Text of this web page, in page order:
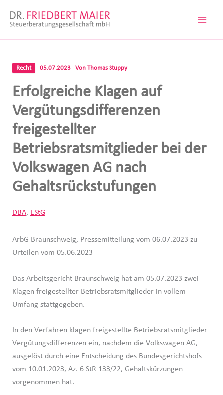
Inhalt
Recht 05.07.2023 Von Thomas Stuppy
Erfolgreiche Klagen auf
Vergütungsdifferenzen
freigestellter
Betriebsratsmitglieder bei der
Volkswagen AG nach
Gehaltsrückstufungen
DBA, EStG
ArbG Braunschweig, Pressemitteilung vom 06.07.2023 zu
Urteilen vom 05.06.2023
Das Arbeitsgericht Braunschweig hat am 05.07.2023 zwei
Klagen freigestellter Betriebsratsmitglieder in vollem
Umfang stattgegeben.
In den Verfahren klagen freigestellte Betriebsratsmitglieder
Vergütungsdifferenzen ein, nachdem die Volkswagen AG,
ausgelöst durch eine Entscheidung des Bundesgerichtshofs
vom 10.01.2023, Az. 6 StR 133/22, Gehaltskürzungen
vorgenommen hat.